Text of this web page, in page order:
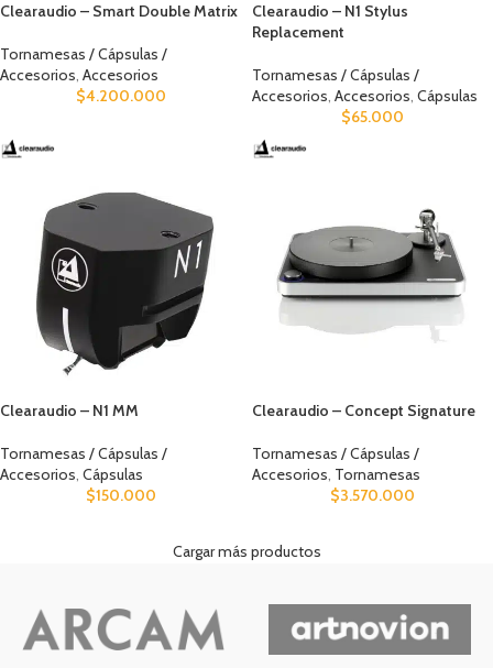
Clearaudio – Smart Double Matrix
Tornamesas / Cápsulas /
Accesorios, Accesorios
$4.200.000
Clearaudio – N1 Stylus
Replacement
Tornamesas / Cápsulas /
Accesorios, Accesorios, Cápsulas
$65.000
Clearaudio – N1 MM
Tornamesas / Cápsulas /
Accesorios, Cápsulas
$150.000
Clearaudio – Concept Signature
Tornamesas / Cápsulas /
Accesorios, Tornamesas
$3.570.000
Cargar más productos